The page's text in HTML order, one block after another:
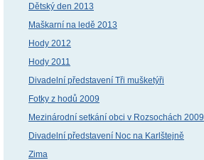
Dětský den 2013
Maškarní na ledě 2013
Hody 2012
Hody 2011
Divadelní představení Tři mušketýři
Fotky z hodů 2009
Mezinárodní setkání obci v Rozsochách 2009
Divadelní představení Noc na Karlštejně
Zima